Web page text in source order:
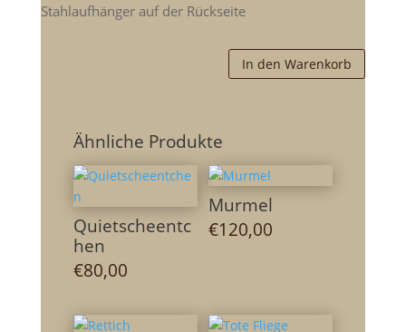
Stahlaufhänger auf der Rückseite
In den Warenkorb
Ähnliche Produkte
Quietscheentc
hen
€80,00
Murmel
€120,00